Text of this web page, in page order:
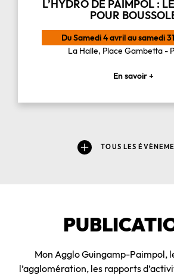
L’HYDRO DE PAIMPOL :
POUR
Du Samedi 4 avril au samedi
La Halle, Place Gambetta -
En savoir +
TOUS LES
Mon Agglo Guingamp-Paimpol,
l’agglomération, les rapports